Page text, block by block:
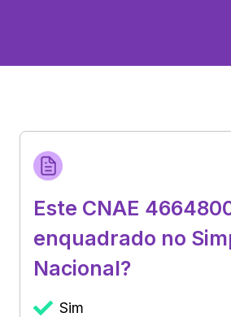
Este CNAE
enquadrado no
Nacional?
Sim